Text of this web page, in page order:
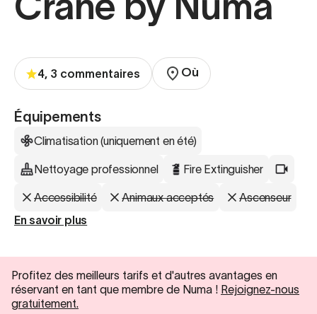
4, 3 commentaires Où
Équipements
Climatisation (uniquement en été)
Nettoyage professionnel Fire Extinguisher
Accessibilité Animaux acceptés
Ascenseur
En savoir plus
Profitez des meilleurs tarifs et d'autres avantages en
réservant en tant que membre de Numa ! Rejoignez-nous
gratuitement.